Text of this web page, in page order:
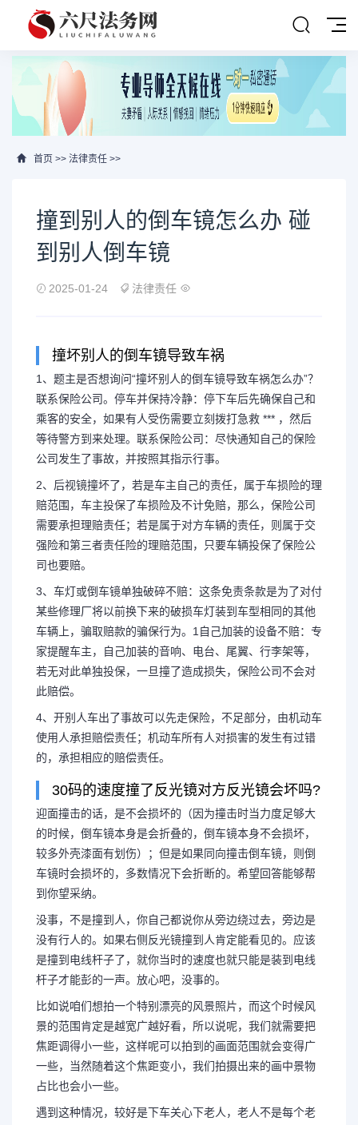
首页 >> 法律责任 >>
撞到别人的倒车镜怎么办 碰
到别人倒车镜
2025-01-24 法律责任
撞坏别人的倒车镜导致车祸
1、题主是否想询问“撞坏别人的倒车镜导致车祸怎么办”？
联系保险公司。停车并保持冷静：停下车后先确保自己和
乘客的安全，如果有人受伤需要立刻拨打急救 *** ，然后
等待警方到来处理。联系保险公司：尽快通知自己的保险
公司发生了事故，并按照其指示行事。
2、后视镜撞坏了，若是车主自己的责任，属于车损险的理
赔范围，车主投保了车损险及不计免赔，那么，保险公司
需要承担理赔责任；若是属于对方车辆的责任，则属于交
强险和第三者责任险的理赔范围，只要车辆投保了保险公
司也要赔。
3、车灯或倒车镜单独破碎不赔：这条免责条款是为了对付
某些修理厂将以前换下来的破损车灯装到车型相同的其他
车辆上，骗取赔款的骗保行为。1自己加装的设备不赔：专
家提醒车主，自己加装的音响、电台、尾翼、行李架等，
若无对此单独投保，一旦撞了造成损失，保险公司不会对
此赔偿。
4、开别人车出了事故可以先走保险，不足部分，由机动车
使用人承担赔偿责任；机动车所有人对损害的发生有过错
的，承担相应的赔偿责任。
30码的速度撞了反光镜对方反光镜会坏吗?
迎面撞击的话，是不会损坏的（因为撞击时当力度足够大
的时候，倒车镜本身是会折叠的，倒车镜本身不会损坏，
较多外壳漆面有划伤）；但是如果同向撞击倒车镜，则倒
车镜时会损坏的，多数情况下会折断的。希望回答能够帮
到你望采纳。
没事，不是撞到人，你自己都说你从旁边绕过去，旁边是
没有行人的。如果右侧反光镜撞到人肯定能看见的。应该
是撞到电线杆子了，就你当时的速度也就只能是装到电线
杆子才能彭的一声。放心吧，没事的。
比如说咱们想拍一个特别漂亮的风景照片，而这个时候风
景的范围肯定是越宽广越好看，所以说呢，我们就需要把
焦距调得小一些，这样呢可以拍到的画面范围就会变得广
一些，当然随着这个焦距变小，我们拍摄出来的画中景物
占比也会小一些。
遇到这种情况，较好是下车关心下老人，老人不是每个老
撞到别人的倒车镜怎么
1、题主是否想询问“撞坏别人
办”？联系保险公司。停车并保持
和乘客的安全，如果有人受伤需要
等待警...
长按图片识别二维